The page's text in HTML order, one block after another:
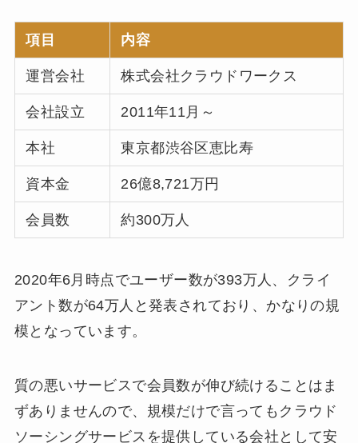
項目 内容
運営会社 株式会社クラウドワークス
会社設立 2011年11月～
本社 東京都渋谷区恵比寿
資本金 26億8,721万円
会員数 約300万人
2020年6月時点でユーザー数が393万人、クライ
アント数が64万人と発表されており、かなりの規
模となっています。
質の悪いサービスで会員数が伸び続けることはま
ずありませんので、規模だけで言ってもクラウド
ソーシングサービスを提供している会社として安